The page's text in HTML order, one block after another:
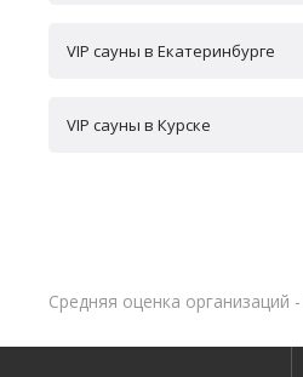
VIP сауны в Екатеринбурге
VIP сауны в Курске
Средняя оценка